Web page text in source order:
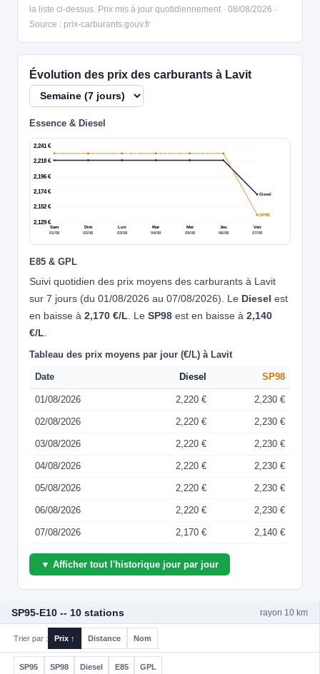
la liste ci-dessus. Prix mis à jour quotidiennement · 08/08/2026 ·
Source : prix-carburants.gouv.fr
Évolution des prix des carburants à Lavit
Essence & Diesel
2,129 €
2,152 €
2,174 €
2,196 €
2,218 €
2,241 €
Sam
01/08
Dim
02/08
Lun
03/08
Mar
04/08
Mer
05/08
Jeu
06/08
Ven
07/08
Diesel
SP98
E85 & GPL
Suivi quotidien des prix moyens des carburants à Lavit
sur 7 jours (du 01/08/2026 au 07/08/2026). Le Diesel est
en baisse à 2,170 €/L . Le SP98 est en baisse à 2,140
€/L
Tableau des prix moyens par jour (€/L) à Lavit
Date Diesel SP98
01/08/2026 2,220 € 2,230 €
02/08/2026 2,220 € 2,230 €
03/08/2026 2,220 € 2,230 €
04/08/2026 2,220 € 2,230 €
05/08/2026 2,220 € 2,230 €
06/08/2026 2,220 € 2,230 €
07/08/2026 2,170 € 2,140 €
▼ Afficher tout l'historique jour par jour
SP95-E10 -- 10 stations rayon 10 km
Trier par : Prix ↑ Distance Nom
SP95 SP98 Diesel E85 GPL